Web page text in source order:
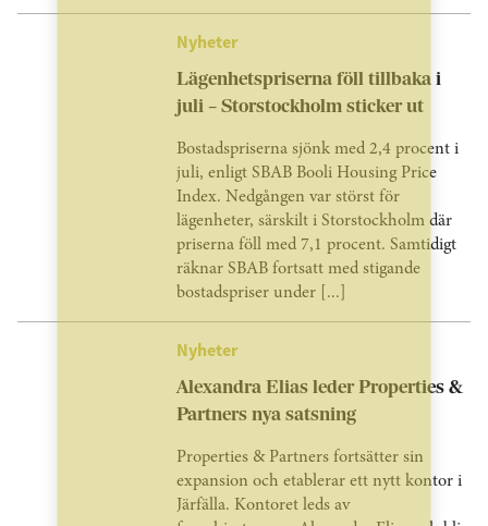
Nyheter
Lägenhetspriserna föll tillbaka i
juli – Storstockholm sticker ut
Bostadspriserna sjönk med 2,4 procent i
juli, enligt SBAB Booli Housing Price
Index. Nedgången var störst för
lägenheter, särskilt i Storstockholm där
priserna föll med 7,1 procent. Samtidigt
räknar SBAB fortsatt med stigande
bostadspriser under [...]
Nyheter
Alexandra Elias leder Properties &
Partners nya satsning
Properties & Partners fortsätter sin
expansion och etablerar ett nytt kontor i
Järfälla. Kontoret leds av